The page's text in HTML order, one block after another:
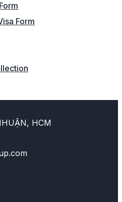
Form
HCM